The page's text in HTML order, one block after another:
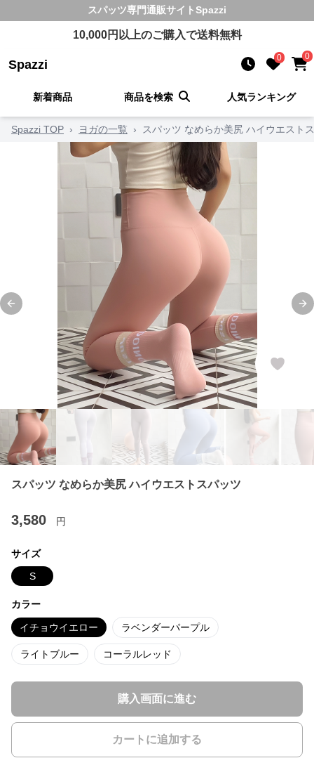
スパッツ専門通販サイトSpazzi
10,000円以上のご購入で送料無料
Spazzi 0 0
新着商品 商品を検索 人気ランキング
Spazzi TOP › ヨガの一覧 › スパッツ なめらか美尻 ハイウエスト
Previous slide
スパッツ なめらか美尻 ハイウエストスパッツ
3,580 円
サイズ
S
カラー
イチョウイエロー ラベンダーパープル
ライトブルー コーラルレッド
購入画面に進む
カートに追加する